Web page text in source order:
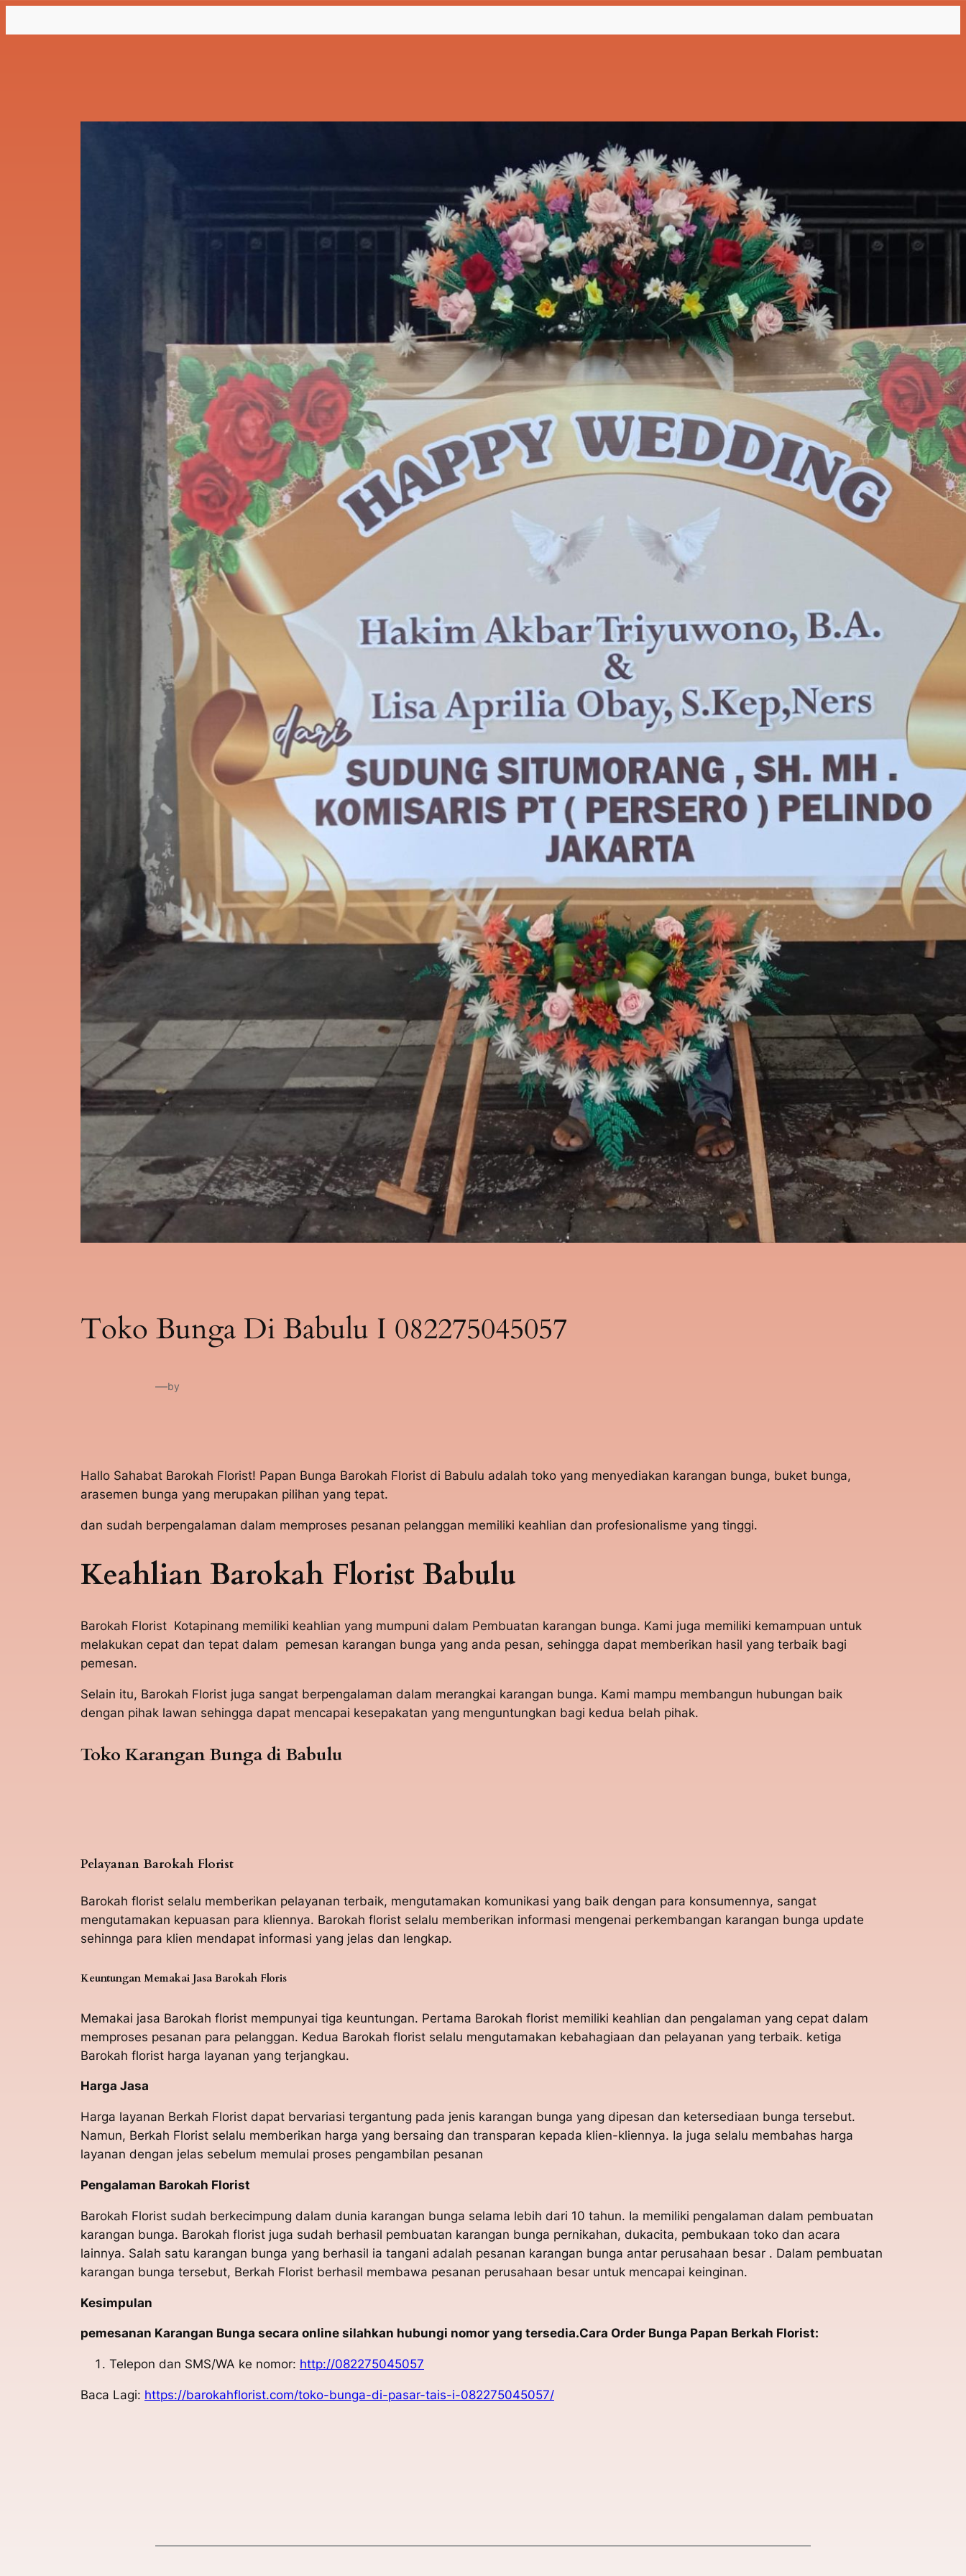
ke
Toko Bunga Di Babulu I 082275045057
—by
Hallo Sahabat Barokah Florist! Papan Bunga Barokah Florist di Babulu adalah toko yang menyediakan karangan bunga, buket bunga,
arasemen bunga yang merupakan pilihan yang tepat.
dan sudah berpengalaman dalam memproses pesanan pelanggan memiliki keahlian dan profesionalisme yang tinggi.
Keahlian Barokah Florist Babulu
Barokah Florist Kotapinang memiliki keahlian yang mumpuni dalam Pembuatan karangan bunga. Kami juga memiliki kemampuan untuk
melakukan cepat dan tepat dalam pemesan karangan bunga yang anda pesan, sehingga dapat memberikan hasil yang terbaik bagi
pemesan.
Selain itu, Barokah Florist juga sangat berpengalaman dalam merangkai karangan bunga. Kami mampu membangun hubungan baik
dengan pihak lawan sehingga dapat mencapai kesepakatan yang menguntungkan bagi kedua belah pihak.
Toko Karangan Bunga di Babulu
Pelayanan Barokah Florist
Barokah florist selalu memberikan pelayanan terbaik, mengutamakan komunikasi yang baik dengan para konsumennya, sangat
mengutamakan kepuasan para kliennya. Barokah florist selalu memberikan informasi mengenai perkembangan karangan bunga update
sehinnga para klien mendapat informasi yang jelas dan lengkap.
Keuntungan Memakai Jasa Barokah Floris
Memakai jasa Barokah florist mempunyai tiga keuntungan. Pertama Barokah florist memiliki keahlian dan pengalaman yang cepat dalam
memproses pesanan para pelanggan. Kedua Barokah florist selalu mengutamakan kebahagiaan dan pelayanan yang terbaik. ketiga
Barokah florist harga layanan yang terjangkau.
Harga Jasa
Harga layanan Berkah Florist dapat bervariasi tergantung pada jenis karangan bunga yang dipesan dan ketersediaan bunga tersebut.
Namun, Berkah Florist selalu memberikan harga yang bersaing dan transparan kepada klien-kliennya. Ia juga selalu membahas harga
layanan dengan jelas sebelum memulai proses pengambilan pesanan
Pengalaman Barokah Florist
Barokah Florist sudah berkecimpung dalam dunia karangan bunga selama lebih dari 10 tahun. Ia memiliki pengalaman dalam pembuatan
karangan bunga. Barokah florist juga sudah berhasil pembuatan karangan bunga pernikahan, dukacita, pembukaan toko dan acara
lainnya. Salah satu karangan bunga yang berhasil ia tangani adalah pesanan karangan bunga antar perusahaan besar . Dalam pembuatan
karangan bunga tersebut, Berkah Florist berhasil membawa pesanan perusahaan besar untuk mencapai keinginan.
Kesimpulan
pemesanan Karangan Bunga secara online silahkan hubungi nomor yang tersedia.Cara Order Bunga Papan Berkah Florist:
Telepon dan SMS/WA ke nomor: http://082275045057
Baca Lagi: https://barokahflorist.com/toko-bunga-di-pasar-tais-i-082275045057/